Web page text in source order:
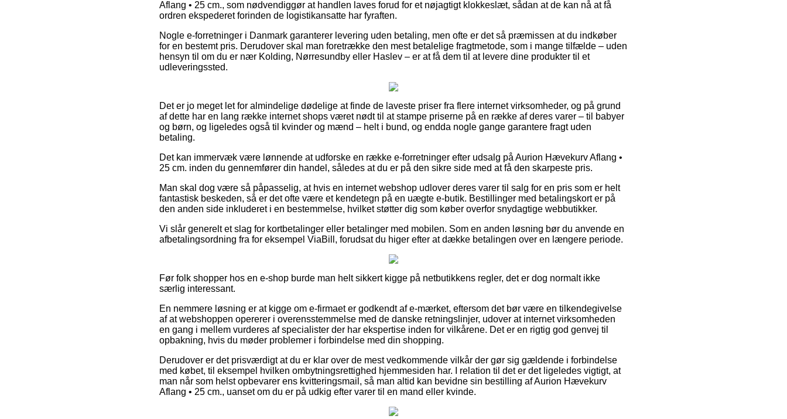
Aflang • 25 cm., som nødvendiggør at handlen laves forud for et nøjagtigt klokkeslæt, sådan at de kan nå at få
ordren ekspederet forinden de logistikansatte har fyraften.
Nogle e-forretninger i Danmark garanterer levering uden betaling, men ofte er det så præmissen at du indkøber
for en bestemt pris. Derudover skal man foretrække den mest betalelige fragtmetode, som i mange tilfælde – uden
hensyn til om du er nær Kolding, Nørresundby eller Haslev – er at få dem til at levere dine produkter til et
udleveringssted.
Det er jo meget let for almindelige dødelige at finde de laveste priser fra flere internet virksomheder, og på grund
af dette har en lang række internet shops været nødt til at stampe priserne på en række af deres varer – til babyer
og børn, og ligeledes også til kvinder og mænd – helt i bund, og endda nogle gange garantere fragt uden
betaling.
Det kan immervæk være lønnende at udforske en række e-forretninger efter udsalg på Aurion Hævekurv Aflang •
25 cm. inden du gennemfører din handel, således at du er på den sikre side med at få den skarpeste pris.
Man skal dog være så påpasselig, at hvis en internet webshop udlover deres varer til salg for en pris som er helt
fantastisk beskeden, så er det ofte være et kendetegn på en uægte e-butik. Bestillinger med betalingskort er på
den anden side inkluderet i en bestemmelse, hvilket støtter dig som køber overfor snydagtige webbutikker.
Vi slår generelt et slag for kortbetalinger eller betalinger med mobilen. Som en anden løsning bør du anvende en
afbetalingsordning fra for eksempel ViaBill, forudsat du higer efter at dække betalingen over en længere periode.
Før folk shopper hos en e-shop burde man helt sikkert kigge på netbutikkens regler, det er dog normalt ikke
særlig interessant.
En nemmere løsning er at kigge om e-firmaet er godkendt af e-mærket, eftersom det bør være en tilkendegivelse
af at webshoppen opererer i overensstemmelse med de danske retningslinjer, udover at internet virksomheden
en gang i mellem vurderes af specialister der har ekspertise inden for vilkårene. Det er en rigtig god genvej til
opbakning, hvis du møder problemer i forbindelse med din shopping.
Derudover er det prisværdigt at du er klar over de mest vedkommende vilkår der gør sig gældende i forbindelse
med købet, til eksempel hvilken ombytningsrettighed hjemmesiden har. I relation til det er det ligeledes vigtigt, at
man når som helst opbevarer ens kvitteringsmail, så man altid kan bevidne sin bestilling af Aurion Hævekurv
Aflang • 25 cm., uanset om du er på udkig efter varer til en mand eller kvinde.